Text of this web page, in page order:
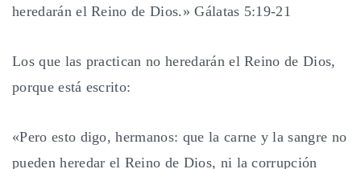
heredarán el Reino de Dios.» Gálatas 5:19-21
Los que las practican no heredarán el Reino de Dios,
porque está escrito:
«Pero esto digo, hermanos: que la carne y la sangre no
pueden heredar el Reino de Dios, ni la corrupción